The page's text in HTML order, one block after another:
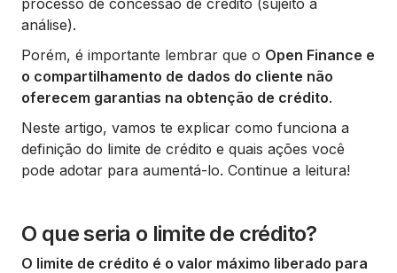
processo de concessão de crédito (sujeito à
análise).
Porém, é importante lembrar que o Open Finance e
o compartilhamento de dados do cliente não
oferecem garantias na obtenção de crédito.
Neste artigo, vamos te explicar como funciona a
definição do limite de crédito e quais ações você
pode adotar para aumentá-lo. Continue a leitura!
O que seria o limite de crédito?
O limite de crédito é o valor máximo liberado para